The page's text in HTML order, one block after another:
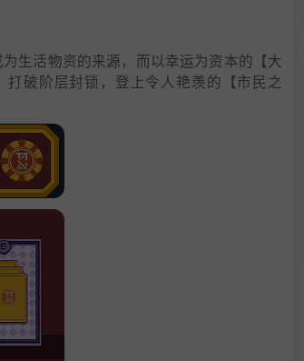
生活物资的来源，而以幸运为资本的【大
破阶层封锁，登上令人艳羡的【市民之